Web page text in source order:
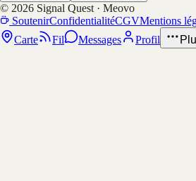
© 2026 Signal Quest · Meovo
SoutenirConfidentialitéCGVMentions
Carte
Fil Messages Profil